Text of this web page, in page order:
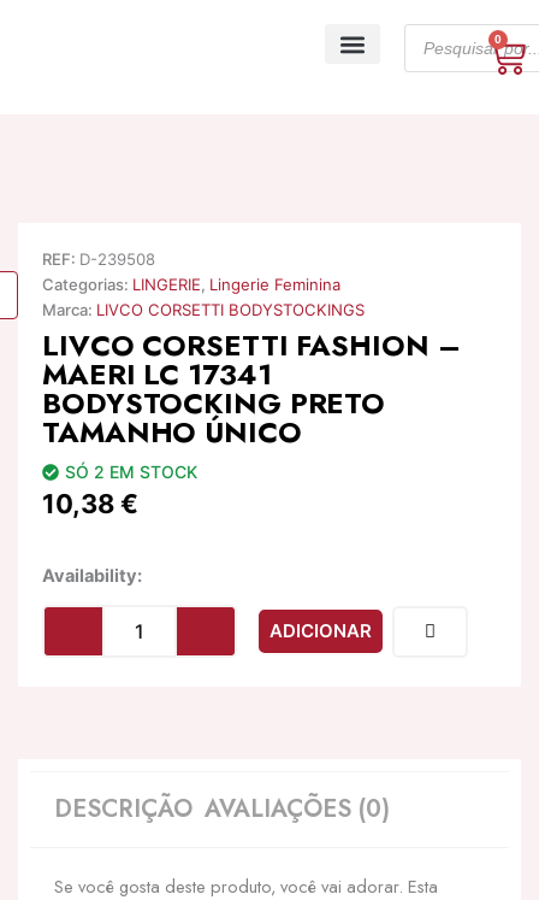
search
0
REF: D-239508
Categorias: LINGERIE, Lingerie Feminina
Marca: LIVCO CORSETTI BODYSTOCKINGS
LIVCO CORSETTI FASHION –
MAERI LC 17341
BODYSTOCKING PRETO
TAMANHO ÚNICO
SÓ 2 EM STOCK
10,38€
Availability:Quantidade
LIVCO
CORSETTI
BODYSTOCKING
PRETO
ADICIONAR
DESCRIÇÃO AVALIAÇÕES (0)
Se você gosta deste produto, você vai adorar. Esta